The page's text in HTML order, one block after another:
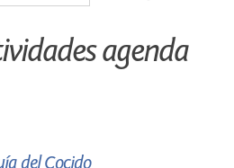
agenda
del Cocido